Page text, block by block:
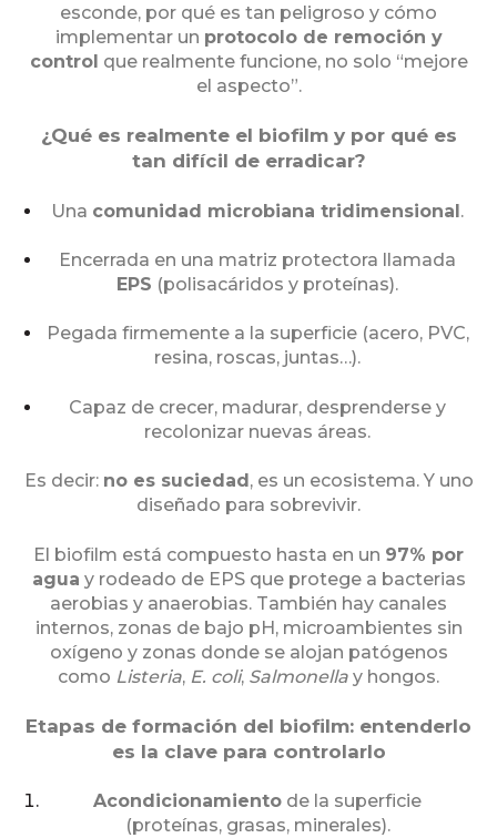
esconde, por qué es tan peligroso y cómo
implementar un protocolo de remoción y
control que realmente funcione, no solo “mejore
el aspecto”.
¿Qué es realmente el biofilm y por qué es
tan difícil de erradicar?
Una comunidad microbiana tridimensional.
Encerrada en una matriz protectora llamada
EPS (polisacáridos y proteínas).
Pegada firmemente a la superficie (acero, PVC,
resina, roscas, juntas…).
Capaz de crecer, madurar, desprenderse y
recolonizar nuevas áreas.
Es decir: no es suciedad , es un ecosistema. Y uno
diseñado para sobrevivir.
El biofilm está compuesto hasta en un 97% por
agua y rodeado de EPS que protege a bacterias
aerobias y anaerobias. También hay canales
internos, zonas de bajo pH, microambientes sin
oxígeno y zonas donde se alojan patógenos
como Listeria, E. coli, Salmonella y hongos.
Etapas de formación del biofilm: entenderlo
es la clave para controlarlo
Acondicionamiento de la superficie
(proteínas, grasas, minerales).